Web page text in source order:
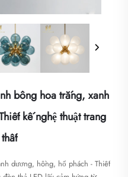
bông hoa trắng, xanh
kế nghệ thuật trang
dương, hồng, hổ phách - Thiết